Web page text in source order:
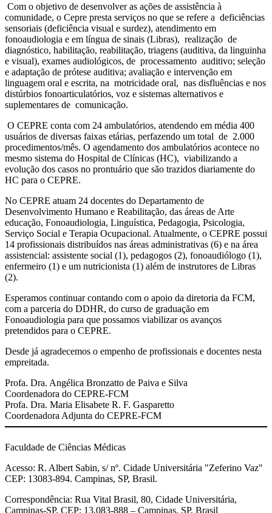
Com o objetivo de desenvolver as ações de assistência à
comunidade, o Cepre presta serviços no que se refere a deficiências
sensoriais (deficiência visual e surdez), atendimento em
fonoaudiologia e em língua de sinais (Libras), realização de
diagnóstico, habilitação, reabilitação, triagens (auditiva, da linguinha
e visual), exames audiológicos, de processamento auditivo; seleção
e adaptação de prótese auditiva; avaliação e intervenção em
linguagem oral e escrita, na motricidade oral, nas disfluências e nos
distúrbios fonoarticulatórios, voz e sistemas alternativos e
suplementares de comunicação.
O CEPRE conta com 24 ambulatórios, atendendo em média 400
usuários de diversas faixas etárias, perfazendo um total de 2.000
procedimentos/mês. O agendamento dos ambulatórios acontece no
mesmo sistema do Hospital de Clínicas (HC), viabilizando a
evolução dos casos no prontuário que são trazidos diariamente do
HC para o CEPRE.
No CEPRE atuam 24 docentes do Departamento de
Desenvolvimento Humano e Reabilitação, das áreas de Arte
educação, Fonoaudiologia, Linguística, Pedagogia, Psicologia,
Serviço Social e Terapia Ocupacional. Atualmente, o CEPRE possui
14 profissionais distribuídos nas áreas administrativas (6) e na área
assistencial: assistente social (1), pedagogos (2), fonoaudiólogo (1),
enfermeiro (1) e um nutricionista (1) além de instrutores de Libras
(2).
Esperamos continuar contando com o apoio da diretoria da FCM,
com a parceria do DDHR, do curso de graduação em
Fonoaudiologia para que possamos viabilizar os avanços
pretendidos para o CEPRE.
Desde já agradecemos o empenho de profissionais e docentes nesta
empreitada.
Profa. Dra. Angélica Bronzatto de Paiva e Silva
Coordenadora do CEPRE-FCM
Profa. Dra. Maria Elisabete R. F. Gasparetto
Coordenadora Adjunta do CEPRE-FCM
Faculdade de Ciências Médicas
Acesso: R. Albert Sabin, s/ nº. Cidade Universitária "Zeferino Vaz"
CEP: 13083-894. Campinas, SP, Brasil.
Correspondência: Rua Vital Brasil, 80, Cidade Universitária,
Campinas-SP, CEP: 13.083-888 – Campinas, SP, Brasil